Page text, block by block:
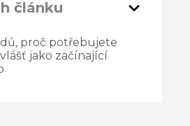
článku
proč potřebujete
jako začínající